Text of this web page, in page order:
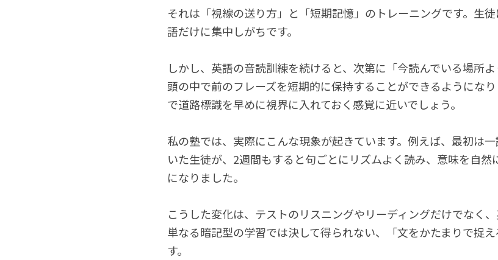
それは「視線の送り方」と「短期記憶」のトレーニングです。生
語だけに集中しがちです。
しかし、英語の音読訓練を続けると、次第に「今読んでいる場所よ
頭の中で前のフレーズを短期的に保持することができるようにな
で道路標識を早めに視界に入れておく感覚に近いでしょう。
私の塾では、実際にこんな現象が起きています。例えば、最初は
いた生徒が、2週間もすると句ごとにリズムよく読み、意味を自然
になりました。
こうした変化は、テストのリスニングやリーディングだけでなく、
単なる暗記型の学習では決して得られない、「文をかたまりで捉
す。